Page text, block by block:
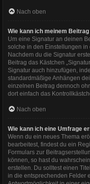
Nach oben
Wie kann ich meinem
Um eine Signatur an deinen
solche in den Einstellungen in
Nachdem du die Signatur
Beitrag das Kästchen
Signatur auch hinzufügen,
standardmäßige Anhängen
einzelnen Beitrag dennoch
dort einfach das
Nach oben
Wie kann ich eine Umfrage
Wenn du ein neues Thema
bearbeitest, findest du ein
Formulars zur
können, so hast du
erstellen. Du solltest einen
in die entsprechenden Felder